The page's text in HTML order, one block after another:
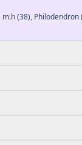
, m.h(38), Philodendron